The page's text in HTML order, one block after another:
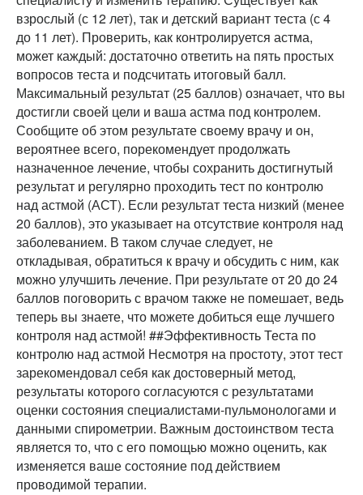
взрослый (с 12 лет), так и детский вариант теста (с 4
до 11 лет). Проверить, как контролируется астма,
может каждый: достаточно ответить на пять простых
вопросов теста и подсчитать итоговый балл.
Максимальный результат (25 баллов) означает, что вы
достигли своей цели и ваша астма под контролем.
Сообщите об этом результате своему врачу и он,
вероятнее всего, порекомендует продолжать
назначенное лечение, чтобы сохранить достигнутый
результат и регулярно проходить тест по контролю
над астмой (АСТ). Если результат теста низкий (менее
20 баллов), это указывает на отсутствие контроля над
заболеванием. В таком случае следует, не
откладывая, обратиться к врачу и обсудить с ним, как
можно улучшить лечение. При результате от 20 до 24
баллов поговорить с врачом также не помешает, ведь
теперь вы знаете, что можете добиться еще лучшего
контроля над астмой! ##Эффективность Теста по
контролю над астмой Несмотря на простоту, этот тест
зарекомендовал себя как достоверный метод,
результаты которого согласуются с результатами
оценки состояния специалистами-пульмонологами и
данными спирометрии. Важным достоинством теста
является то, что с его помощью можно оценить, как
изменяется ваше состояние под действием
проводимой терапии.